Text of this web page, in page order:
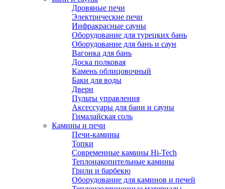
Дровяные печи
Электрические печи
Инфракрасные сауны
Оборудование для турецких бань
Оборудование для бань и саун
Вагонка для бань
Доска полковая
Камень облицовочный
Баки для воды
Двери
Пульты управления
Аксессуары для бани и сауны
Гималайская соль
Камины и печи
Печи-камины
Топки
Современные камины Hi-Tech
Теплонакопительные камины
Грили и барбекю
Оборудование для каминов и печей